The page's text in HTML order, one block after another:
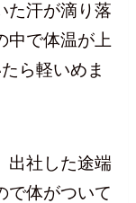
た汗が滴り落
中で体温が上
ら軽いめま
出社した途端
で体がついて